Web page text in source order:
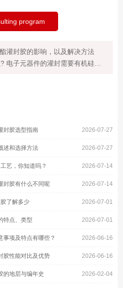
program
灌封胶的影响，以及解决方法
2026-07-27
封胶选型指南
2026-07-27
述和选择方法
2026-07-14
艺，你知道吗？
2026-07-14
封胶有什么不同呢
2026-07-01
了解多少
2026-07-01
特点、类型
2026-06-16
事项及特点有哪些？
2026-06-16
胶性能对比及优势
2026-02-04
的地层与编年史